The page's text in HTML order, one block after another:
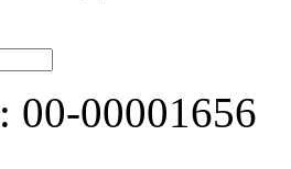
00-00001656